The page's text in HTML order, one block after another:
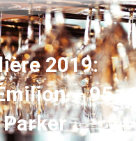
2019:
– 95